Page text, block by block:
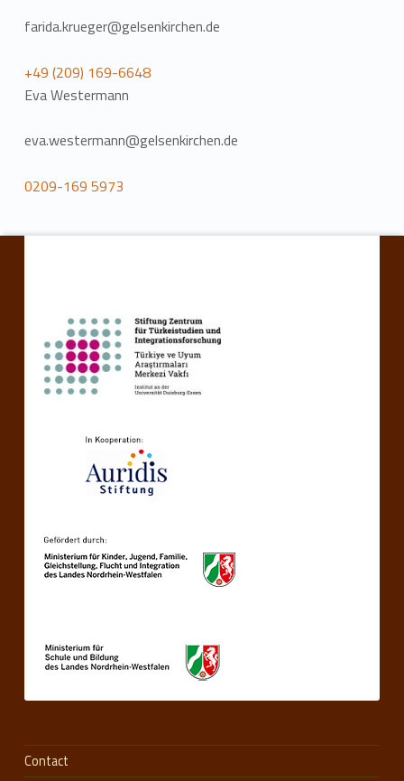
farida.krueger@gelsenkirchen.de
+49 (209) 169-6648
Eva Westermann
eva.westermann@gelsenkirchen.de
0209-169 5973
Contact